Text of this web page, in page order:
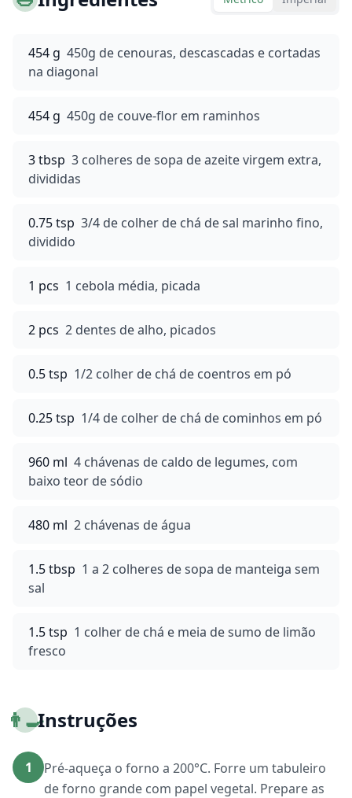
454 g 450g de cenouras, descascadas e cortadas
na diagonal
454 g 450g de couve-flor em raminhos
3 tbsp 3 colheres de sopa de azeite virgem extra,
divididas
0.75 tsp 3/4 de colher de chá de sal marinho fino,
dividido
1 pcs 1 cebola média, picada
2 pcs 2 dentes de alho, picados
0.5 tsp 1/2 colher de chá de coentros em pó
0.25 tsp 1/4 de colher de chá de cominhos em pó
960 ml 4 chávenas de caldo de legumes, com
baixo teor de sódio
480 ml 2 chávenas de água
1.5 tbsp 1 a 2 colheres de sopa de manteiga sem
sal
1.5 tsp 1 colher de chá e meia de sumo de limão
fresco
👨‍🍳Instruções
1
Pré-aqueça o forno a 200°C. Forre um tabuleiro
de forno grande com papel vegetal. Prepare as